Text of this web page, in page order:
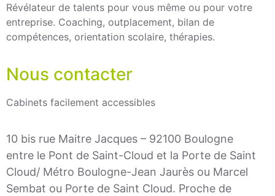
Révélateur de talents pour vous même ou pour votre
entreprise. Coaching, outplacement, bilan de
compétences, orientation scolaire, thérapies.
Nous contacter
Cabinets facilement accessibles
10 bis rue Maitre Jacques – 92100 Boulogne
entre le Pont de Saint-Cloud et la Porte de Saint
Cloud/ Métro Boulogne-Jean Jaurès ou Marcel
Sembat ou Porte de Saint Cloud. Proche de